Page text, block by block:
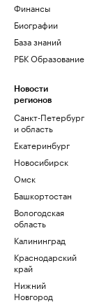
Финансы
Биографии
База знаний
РБК Образование
Новости
регионов
Санкт-Петербург
и область
Екатеринбург
Новосибирск
Омск
Башкортостан
Вологодская
область
Калининград
Краснодарский
край
Нижний
Новгород